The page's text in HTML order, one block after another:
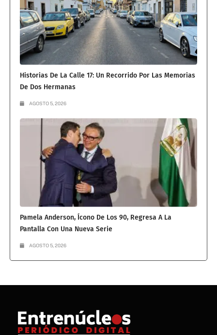
Historias De La Calle 17: Un Recorrido Por Las Memorias
De Dos Hermanas
AGOSTO 5, 2026
Pamela Anderson, Ícono De Los 90, Regresa A La
Pantalla Con Una Nueva Serie
AGOSTO 5, 2026